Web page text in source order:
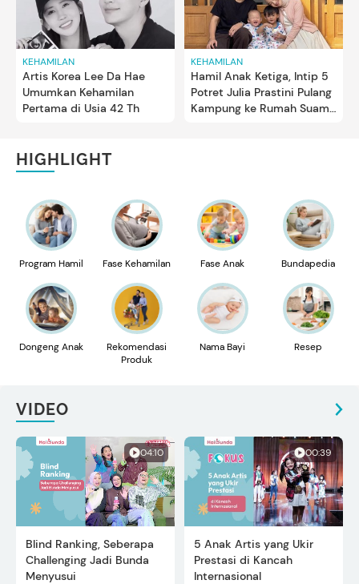
KEHAMILAN
Artis Korea Lee Da Hae
Umumkan Kehamilan
Pertama di Usia 42 Th
KEHAMILAN
Hamil Anak Ketiga, Intip 5
Potret Julia Prastini Pulang
Kampung ke Rumah Suami
HIGHLIGHT
Program Hamil Fase Kehamilan Fase Anak Bundapedia
Dongeng Anak
Rekomendasi
Produk
Nama Bayi Resep
VIDEO
04:10
Blind Ranking, Seberapa
Challenging Jadi Bunda
Menyusui
00:39
5 Anak Artis yang Ukir
Prestasi di Kancah
Internasional